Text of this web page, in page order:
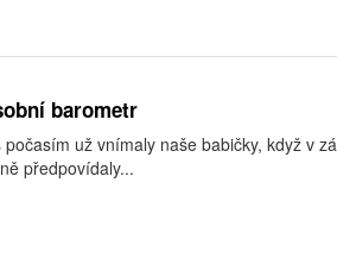
barometr
už vnímaly naše babičky, když v
předpovídaly...